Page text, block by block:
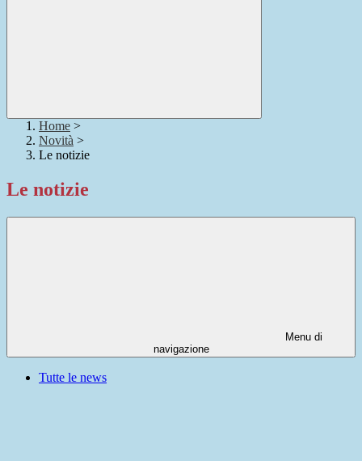
Home >
Novità >
Le notizie
Le notizie
Menu di
navigazione
Tutte le news